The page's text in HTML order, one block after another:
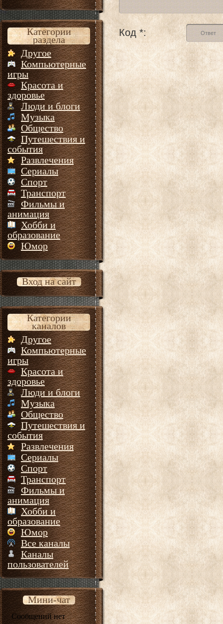
Категории
раздела
Другое
Компьютерные
игры
Красота и
здоровье
Люди и блоги
Музыка
Общество
Путешествия и
события
Развлечения
Сериалы
Спорт
Транспорт
Фильмы и
анимация
Хобби и
образование
Юмор
Вход на сайт
Категории
каналов
Другое
Компьютерные
игры
Красота и
здоровье
Люди и блоги
Музыка
Общество
Путешествия и
события
Развлечения
Сериалы
Спорт
Транспорт
Фильмы и
анимация
Хобби и
образование
Юмор
Все каналы
Каналы
пользователей
Мини-чат
Код *: